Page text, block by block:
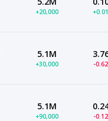
+20,000
5.1M
+30,000 -
5.1M
+90,000 -